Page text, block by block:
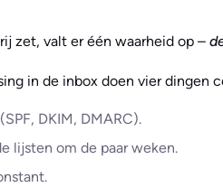
zet, valt er één waarheid op –
in de inbox doen vier dingen
DKIM, DMARC).
lijsten om de paar weken.